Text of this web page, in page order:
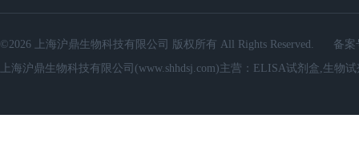
©2026 上海沪鼎生物科技有限公司 版权所有 All Rights Reserved.
备案
上海沪鼎生物科技有限公司(www.shhdsj.com)主营：ELISA试剂盒,生物